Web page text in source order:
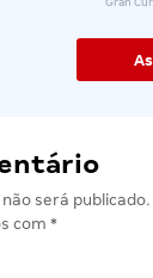
Gran
será publicado.
com *